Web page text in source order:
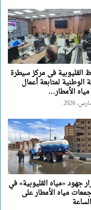
القليوبية فى مركز سيطرة
الوطنية لمتابعة أعمال
الأمطار…
جهود «مياه القليوبية» في
مياه الأمطار على